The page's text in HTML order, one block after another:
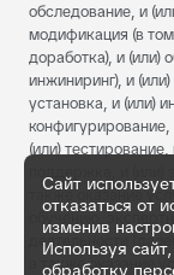
обследование, и
модификация (в
доработка), и (или)
инжиниринг), и
установка, и (или)
(или)
поддержка, и
также оказание
обучению,
деятельности
а также оказание
Сайт
отказаться от
изменив
Используя
обработку